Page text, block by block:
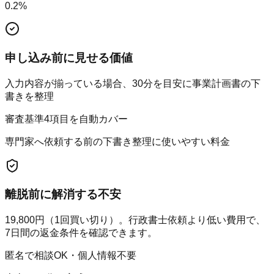
0.2%
申し込み前に見せる価値
入力内容が揃っている場合、30分を目安に事業計画書の下
書きを整理
審査基準4項目を自動カバー
専門家へ依頼する前の下書き整理に使いやすい料金
離脱前に解消する不安
19,800円（1回買い切り）。行政書士依頼より低い費用で、
7日間の返金条件を確認できます。
匿名で相談OK・個人情報不要